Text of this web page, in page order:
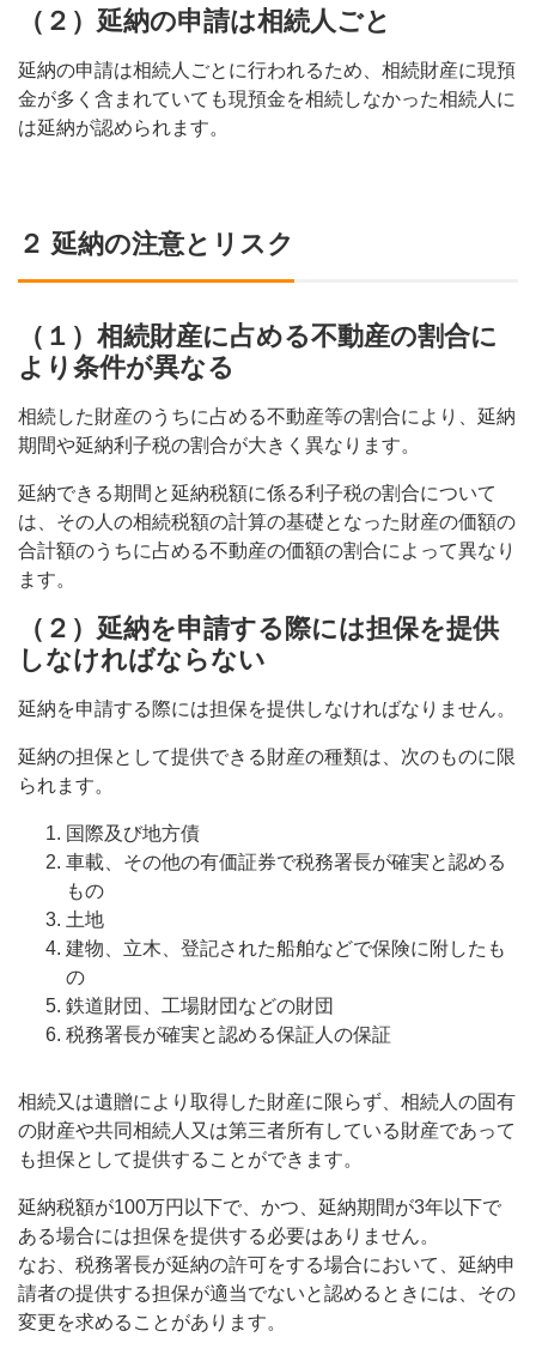
（２）延納の申請は相続人ごと
延納の申請は相続人ごとに行われるため、相続財産に現預
金が多く含まれていても現預金を相続しなかった相続人に
は延納が認められます。
２ 延納の注意とリスク
（１）相続財産に占める不動産の割合に
より条件が異なる
相続した財産のうちに占める不動産等の割合により、延納
期間や延納利子税の割合が大きく異なります。
延納できる期間と延納税額に係る利子税の割合について
は、その人の相続税額の計算の基礎となった財産の価額の
合計額のうちに占める不動産の価額の割合によって異なり
ます。
（２）延納を申請する際には担保を提供
しなければならない
延納を申請する際には担保を提供しなければなりません。
延納の担保として提供できる財産の種類は、次のものに限
られます。
国際及び地方債
車載、その他の有価証券で税務署長が確実と認める
もの
土地
建物、立木、登記された船舶などで保険に附したも
の
鉄道財団、工場財団などの財団
税務署長が確実と認める保証人の保証
相続又は遺贈により取得した財産に限らず、相続人の固有
の財産や共同相続人又は第三者所有している財産であって
も担保として提供することができます。
延納税額が100万円以下で、かつ、延納期間が3年以下で
ある場合には担保を提供する必要はありません。
なお、税務署長が延納の許可をする場合において、延納申
請者の提供する担保が適当でないと認めるときには、その
変更を求めることがあります。